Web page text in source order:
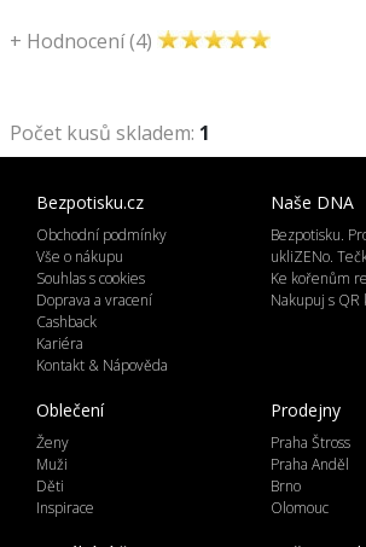
Počet kusů skladem: 1
+ Hodnocení (4)
Bezpotisku.cz
Obchodní podmínky
Vše o nákupu
Souhlas s cookies
Doprava a vracení
Cashback
Kariéra
Kontakt & Nápověda
Naše DNA
Bezpotisku.
ukliZENo.
Ke kořenům
Nakupuj s QR
Oblečení
Ženy
Muži
Děti
Inspirace
Prodejny
Praha Štross
Praha Anděl
Brno
Olomouc